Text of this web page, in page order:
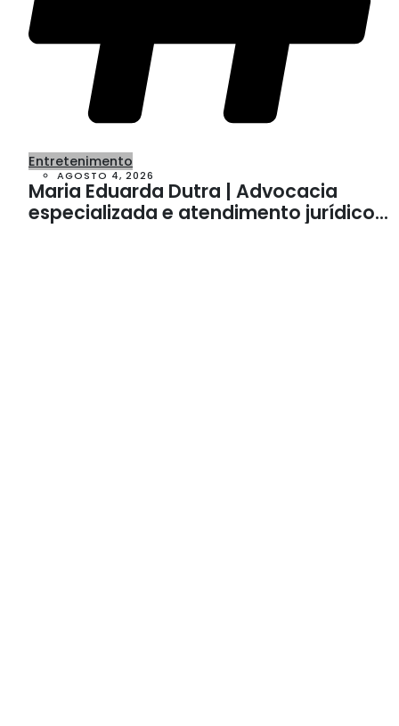
Entretenimento
AGOSTO 4, 2026
Maria Eduarda Dutra | Advocacia
especializada e atendimento jurídico